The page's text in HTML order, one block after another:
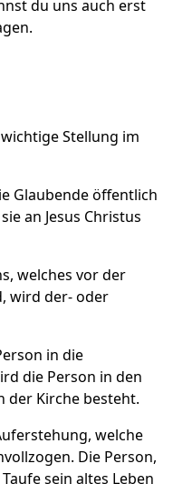
du uns auch erst
Stellung im
Glaubende öffentlich
an Jesus Christus
welches vor der
wird der- oder
in die
die Person in den
der Kirche besteht.
welche
Die Person,
sein altes Leben